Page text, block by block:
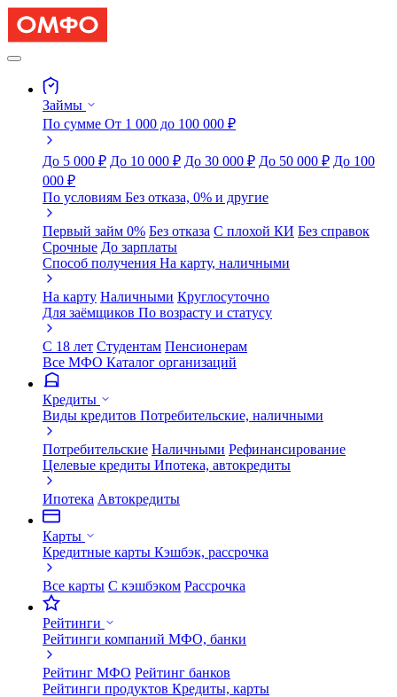
Займы
По сумме От 1 000 до 100 000 ₽
До 5 000 ₽ До 10 000 ₽ До 30 000 ₽ До 50 000 ₽ До 100
000 ₽
По условиям Без отказа, 0% и другие
Первый займ 0% Без отказа С плохой КИ Без справок
Срочные До зарплаты
Способ получения На карту, наличными
На карту Наличными Круглосуточно
Для заёмщиков По возрасту и статусу
С 18 лет Студентам Пенсионерам
Все МФО Каталог организаций
Кредиты
Виды кредитов Потребительские, наличными
Потребительские Наличными Рефинансирование
Целевые кредиты Ипотека, автокредиты
Ипотека Автокредиты
Карты
Кредитные карты Кэшбэк, рассрочка
Все карты С кэшбэком Рассрочка
Рейтинги
Рейтинги компаний МФО, банки
Рейтинг МФО Рейтинг банков
Рейтинги продуктов Кредиты, карты